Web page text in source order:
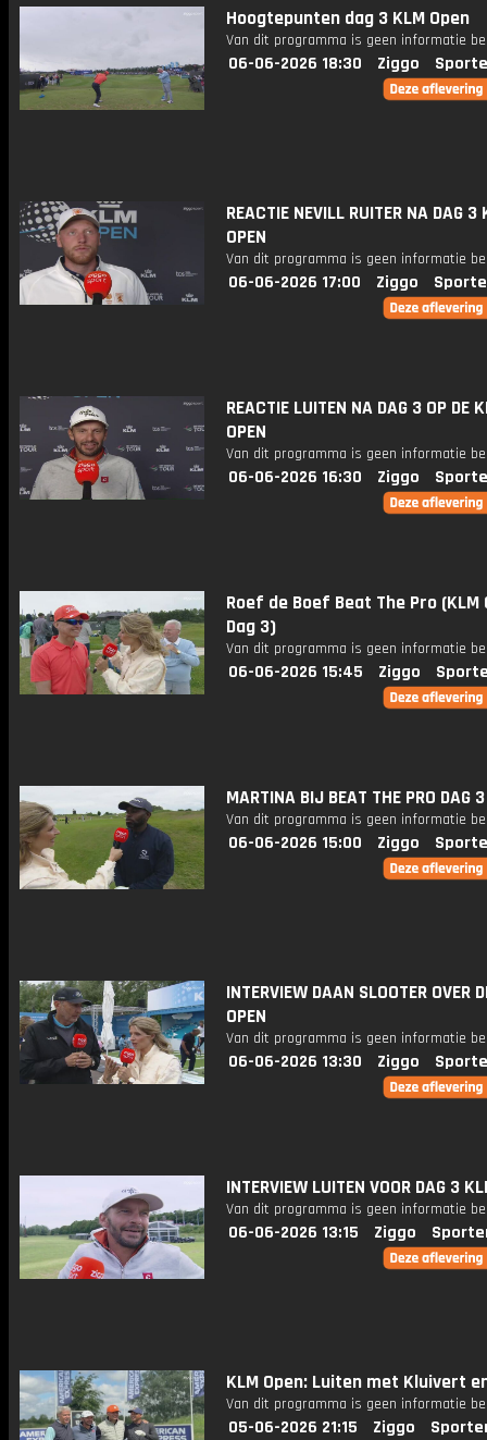
Hoogtepunten dag 3 KLM Open
Van dit programma is geen informatie
06-06-2026 18:30 Ziggo
REACTIE NEVILL RUITER NA DAG 3
OPEN
Van dit programma is geen informatie
06-06-2026 17:00 Ziggo
REACTIE LUITEN NA DAG 3 OP DE
OPEN
Van dit programma is geen informatie
06-06-2026 16:30 Ziggo
Roef de Boef Beat The Pro (KLM
Dag 3)
Van dit programma is geen informatie
06-06-2026 15:45 Ziggo
MARTINA BIJ BEAT THE PRO DAG
Van dit programma is geen informatie
06-06-2026 15:00 Ziggo
INTERVIEW DAAN SLOOTER OVER
OPEN
Van dit programma is geen informatie
06-06-2026 13:30 Ziggo
INTERVIEW LUITEN VOOR DAG 3
Van dit programma is geen informatie
06-06-2026 13:15 Ziggo
KLM Open: Luiten met Kluivert
Van dit programma is geen informatie
05-06-2026 21:15 Ziggo